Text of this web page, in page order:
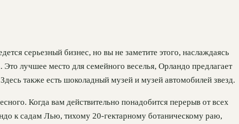
серьезный бизнес, но вы не заметите этого, наслаждаясь
лучшее место для семейного веселья, Орландо предлагает
также есть шоколадный музей и музей автомобилей звезд.
Когда вам действительно понадобится перерыв от всех
к садам Лью, тихому 20-гектарному ботаническому раю,